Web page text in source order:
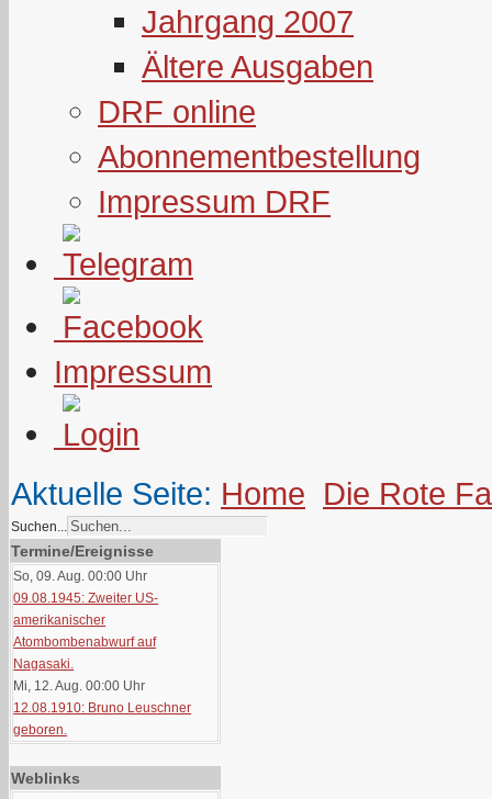
Jahrgang 2007
Ältere Ausgaben
DRF online
Abonnementbestellung
Impressum DRF
Impressum
Aktuelle Seite: Home Die Rote
Suchen...
Termine/Ereignisse
So, 09. Aug. 00:00 Uhr
09.08.1945: Zweiter US-
amerikanischer
Atombombenabwurf auf
Nagasaki.
Mi, 12. Aug. 00:00 Uhr
12.08.1910: Bruno Leuschner
geboren.
Weblinks